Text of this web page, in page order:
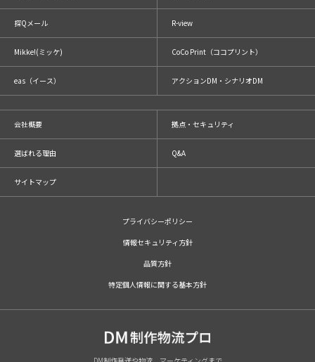
探Qメール R-view
Mikke!(ミッケ) CoCo Print（ココプリント）
eas（イース） アクションDM・シナリオDM
会社概要 拠点・セキュリティ
選ばれる理由 Q&A
サイトマップ
プライバシーポリシー
情報セキュリティ方針
品質方針
特定個人情報に関する基本方針